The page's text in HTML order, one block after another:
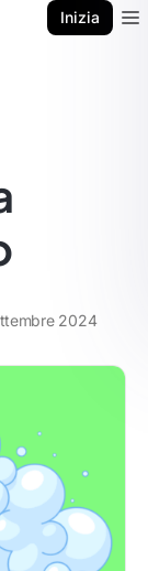
Inizia
2024